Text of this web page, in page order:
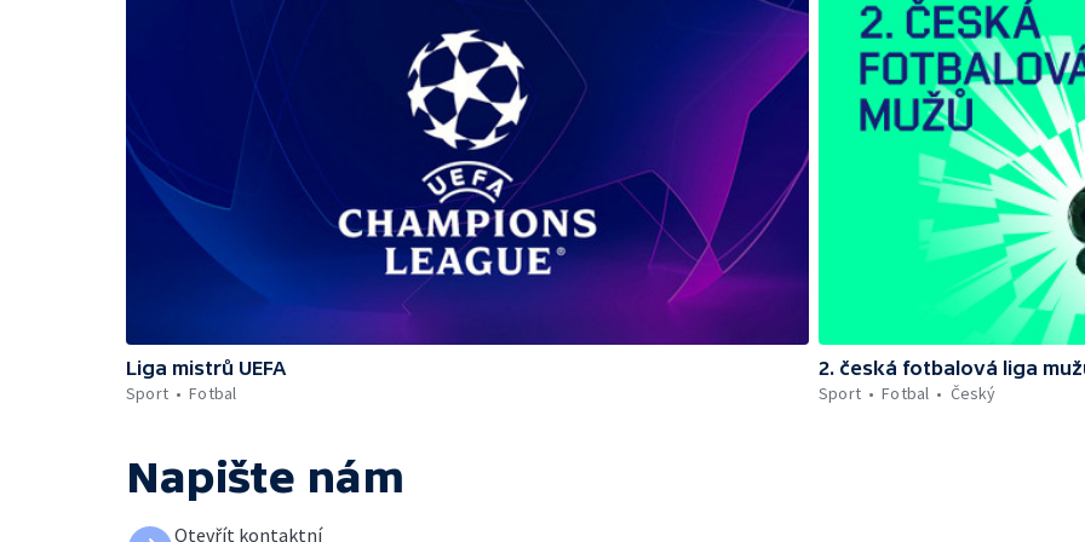
Liga mistrů UEFA
Sport
Fotbal
2. česká fotbalová liga
Sport
Fotbal Český
Napište nám
Otevřít kontaktní